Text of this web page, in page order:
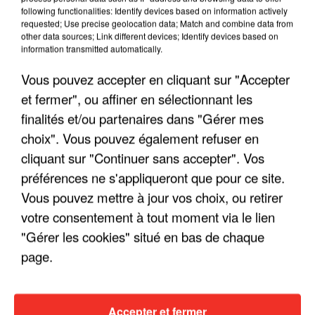
LES INTERVIEWS CHANTE
FRANCE
Voir plus
"JE SUIS À DISPOSITION DES
following functionalities: Identify devices based on information actively
requested; Use precise geolocation data; Match and combine data from
other data sources; Link different devices; Identify devices based on
information transmitted automatically.
Vous pouvez accepter en cliquant sur "Accepter
et fermer", ou affiner en sélectionnant les
finalités et/ou partenaires dans "Gérer mes
choix". Vous pouvez également refuser en
cliquant sur "Continuer sans accepter". Vos
préférences ne s'appliqueront que pour ce site.
Vous pouvez mettre à jour vos choix, ou retirer
votre consentement à tout moment via le lien
"Gérer les cookies" situé en bas de chaque
page.
Accepter et fermer